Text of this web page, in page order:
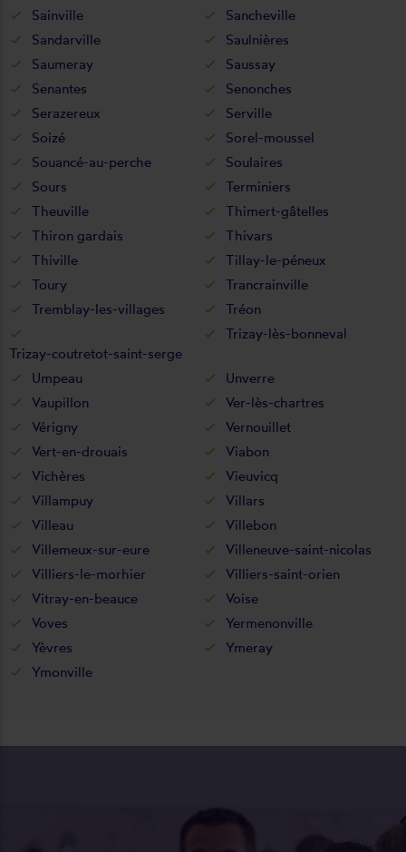
Sainville
Sancheville
Sandarville
Saulnières
Saumeray
Saussay
Senantes
Senonches
Serazereux
Serville
Soizé
Sorel-moussel
Souancé-au-perche
Soulaires
Sours
Terminiers
Theuville
Thimert-gâtelles
Thiron gardais
Thivars
Thiville
Tillay-le-péneux
Toury
Trancrainville
Tremblay-les-villages
Tréon
Trizay-coutretot-saint-serge
Trizay-lès-bonneval
Umpeau
Unverre
Vaupillon
Ver-lès-chartres
Vérigny
Vernouillet
Vert-en-drouais
Viabon
Vichères
Vieuvicq
Villampuy
Villars
Villeau
Villebon
Villemeux-sur-eure
Villeneuve-saint-nicolas
Villiers-le-morhier
Villiers-saint-orien
Vitray-en-beauce
Voise
Voves
Yermenonville
Yèvres
Ymeray
Ymonville